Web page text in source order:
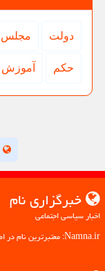
دولت مجلس
حكم آموزش
خبرگزاری نام
اخبار سیاسی اجتماعی
Namna.ir: معتبرترین نام در اطلاع رسانی اخبار سیاسی و اجتماعی، گامی مطمئن به سوی آگاهی